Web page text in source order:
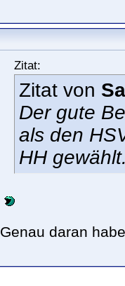
Zitat:
Zitat von
Der gute
als den
HH
Genau daran